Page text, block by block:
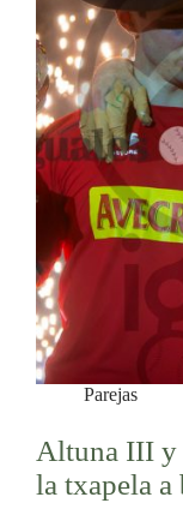
Parejas
Altuna III y
la txapela a